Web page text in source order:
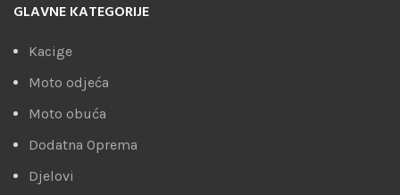
GLAVNE KATEGORIJE
Kacige
Moto odjeća
Moto obuća
Dodatna Oprema
Djelovi